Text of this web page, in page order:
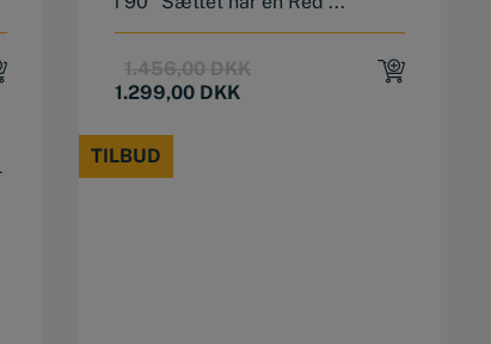
1.456,00DKKOriginal
1.299,00 DKK
Current
TILBUD
TILBUD